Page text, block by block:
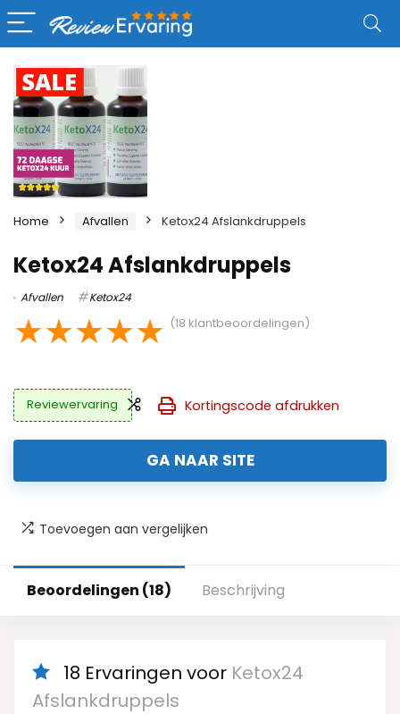
Home Afvallen Ketox24 Afslankdruppels
Ketox24 Afslankdruppels
Afvallen Ketox24
★★★★★ (18 klantbeoordelingen)
Reviewervaring Kortingscode afdrukken
GA NAAR SITE
Toevoegen aan vergelijken
Beoordelingen (18) Beschrijving
18 Ervaringen voor Ketox24
Afslankdruppels